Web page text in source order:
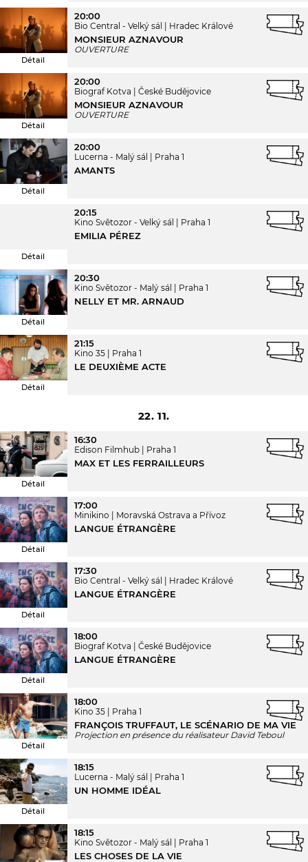
Détail
20:00
Bio Central - Velký sál Hradec Králové
MONSIEUR AZNAVOUR
OUVERTURE
Détail
20:00
Biograf Kotva České Budějovice
MONSIEUR AZNAVOUR
OUVERTURE
Détail
20:00
Lucerna - Malý sál Praha 1
AMANTS
Détail
20:15
Kino Světozor - Velký sál Praha 1
EMILIA PÉREZ
Détail
20:30
Kino Světozor - Malý sál Praha 1
NELLY ET MR. ARNAUD
Détail
21:15
Kino 35 Praha 1
LE DEUXIÈME ACTE
22. 11.
Détail
16:30
Edison Filmhub Praha 1
MAX ET LES FERRAILLEURS
Détail
17:00
Minikino Moravská Ostrava a Přívoz
LANGUE ÉTRANGÈRE
Détail
17:30
Bio Central - Velký sál Hradec Králové
LANGUE ÉTRANGÈRE
Détail
18:00
Biograf Kotva České Budějovice
LANGUE ÉTRANGÈRE
Détail
18:00
Kino 35 Praha 1
FRANÇOIS TRUFFAUT, LE SCÉNARIO DE MA VIE
Projection en présence du réalisateur David Teboul
Détail
18:15
Lucerna - Malý sál Praha 1
UN HOMME IDÉAL
18:15
Kino Světozor - Malý sál Praha 1
LES CHOSES DE LA VIE